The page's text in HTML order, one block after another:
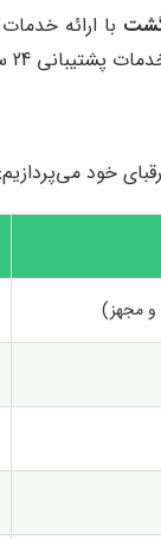
با ارائه
را برای شما تضمین می‌کند.
خود می‌پردازیم:
مجهز)